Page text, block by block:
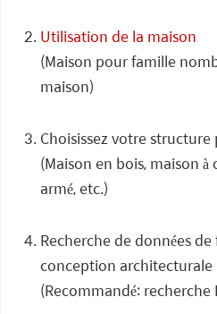
Utilisation de la maison
(Maison pour famille
maison)
Choisissez votre structure
(Maison en bois, maison
armé, etc.)
Recherche de données
conception architecturale
(Recommandé: recherche